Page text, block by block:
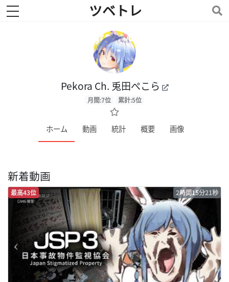
toggle navigation ツベトレ
Pekora Ch. 兎田ぺこら
月間:7位 累計:5位
ホーム 動画 統計 概要 画像
新着動画
最高43位 2時間15分21秒